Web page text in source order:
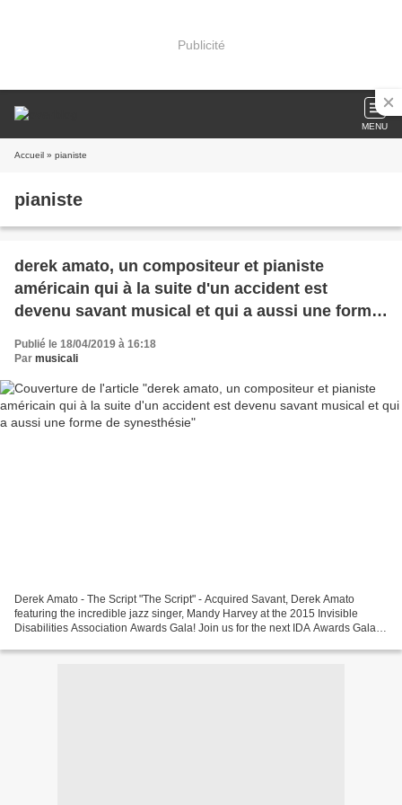
Publicité
MENU
Accueil » pianiste
pianiste
derek amato, un compositeur et pianiste
américain qui à la suite d'un accident est
devenu savant musical et qui a aussi une forme
de synesthésie
Publié le 18/04/2019 à 16:18
Par musicali
Derek Amato - The Script "The Script" - Acquired Savant, Derek Amato
featuring the incredible jazz singer, Mandy Harvey at the 2015 Invisible
Disabilities Association Awards Gala! Join us for the next IDA Awards Gala in